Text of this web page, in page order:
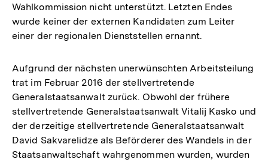
Wahlkommission nicht unterstützt. Letzten Endes
wurde keiner der externen Kandidaten zum Leiter
einer der regionalen Dienststellen ernannt.
Aufgrund der nächsten unerwünschten Arbeitsteilung
trat im Februar 2016 der stellvertretende
Generalstaatsanwalt zurück. Obwohl der frühere
stellvertretende Generalstaatsanwalt Vitalij Kasko und
der derzeitige stellvertretende Generalstaatsanwalt
David Sakvarelidze als Beförderer des Wandels in der
Staatsanwaltschaft wahrgenommen wurden, wurden